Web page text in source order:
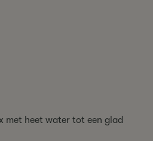
met heet water tot een glad